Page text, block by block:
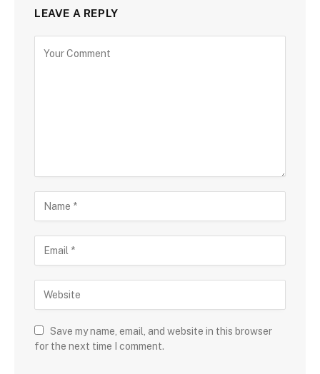
LEAVE A REPLY
Save my name, email, and website in this browser
for the next time I comment.